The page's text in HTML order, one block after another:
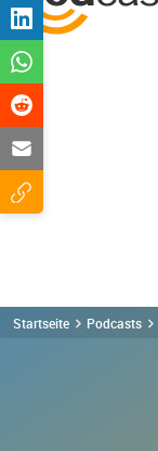
Startseite Podcasts